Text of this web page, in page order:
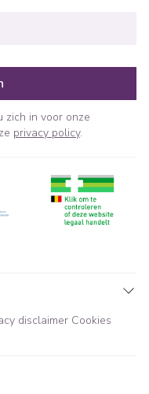
zich in voor onze
privacy policy.
disclaimer Cookies